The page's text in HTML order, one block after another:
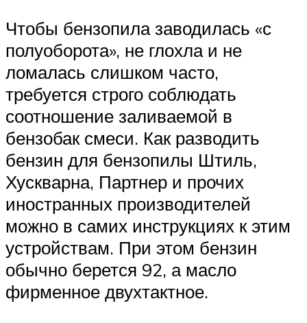
Чтобы бензопила заводилась «с
полуоборота», не глохла и не
ломалась слишком часто,
требуется строго соблюдать
соотношение заливаемой в
бензобак смеси. Как разводить
бензин для бензопилы Штиль,
Хускварна, Партнер и прочих
иностранных производителей
можно в самих инструкциях к этим
устройствам. При этом бензин
обычно берется 92, а масло
фирменное двухтактное.